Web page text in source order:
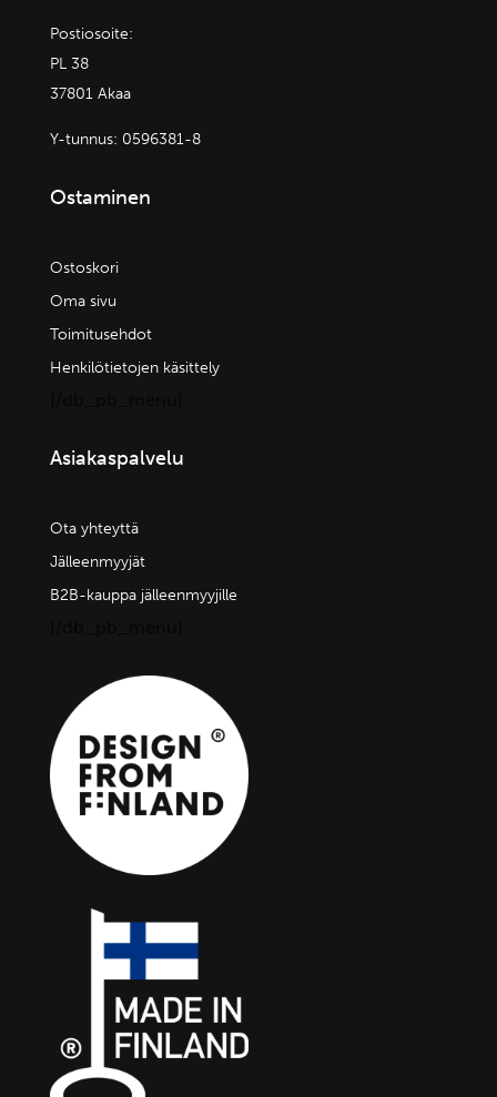
Postiosoite:
PL 38
37801 Akaa
Y-tunnus: 0596381-8
Ostaminen
Ostoskori
Oma sivu
Toimitusehdot
Henkilötietojen käsittely
Asiakaspalvelu
Ota yhteyttä
Jälleenmyyjät
B2B-kauppa jälleenmyyjille